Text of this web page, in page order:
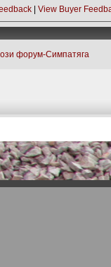
| View Buyer
форум-Симпатяга